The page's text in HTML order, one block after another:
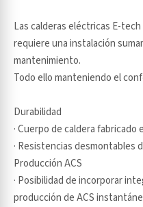
Las calderas eléctricas E-
requiere una instalación
mantenimiento.
Todo ello manteniendo el
Durabilidad
· Cuerpo de caldera fabricado
· Resistencias desmontables
Producción ACS
· Posibilidad de incorporar
producción de ACS